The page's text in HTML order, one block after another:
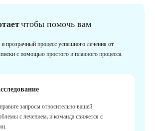
чтобы помочь вам
прозрачный процесс успешного лечения от
с помощью простого и плавного процесса.
запросы относительно вашей
с лечением, и команда свяжется с